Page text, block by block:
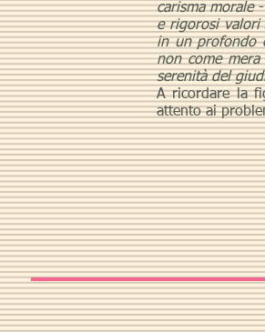
carisma morale
e rigorosi valori
in un profondo
non come
serenità del
A ricordare la
attento ai